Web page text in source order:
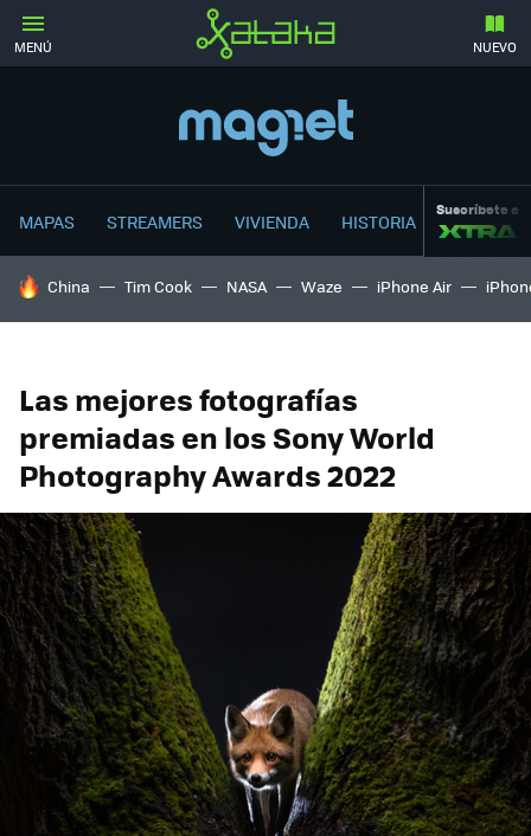
MENÚ NUEVO
MAPAS STREAMERS VIVIENDA HISTORIA Suscríbete a
HOY SE HABLA DE
China Tim Cook NASA Waze iPhone Air
Las mejores fotografías
premiadas en los Sony World
Photography Awards 2022